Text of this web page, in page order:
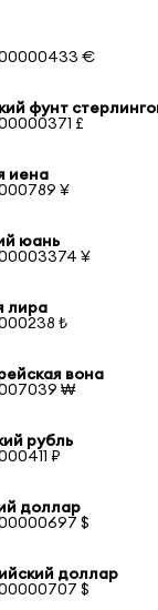
€
фунт
£
иена
¥
юань
¥
лира
₺
вона
₩
рубль
₽
доллар
$
доллар
$